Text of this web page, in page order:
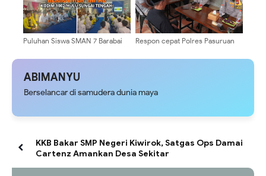
Puluhan Siswa SMAN 7 Barabai
Rekrutmen TNI AD
Respon cepat Polres Pasuruan
ABIMANYU
Berselancar di samudera dunia maya
KKB Bakar SMP Negeri Kiwirok, Satgas Ops Damai
Cartenz Amankan Desa Sekitar